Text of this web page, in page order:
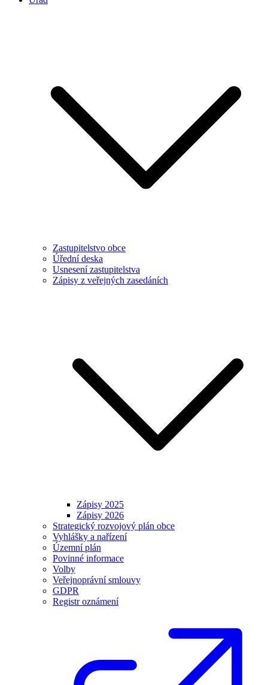
Zastupitelstvo obce
Úřední deska
Usnesení zastupitelstva
Zápisy z veřejných zasedáních
Zápisy 2025
Zápisy 2026
Strategický rozvojový plán obce
Vyhlášky a nařízení
Územní plán
Povinné informace
Volby
Veřejnoprávní smlouvy
GDPR
Registr oznámení